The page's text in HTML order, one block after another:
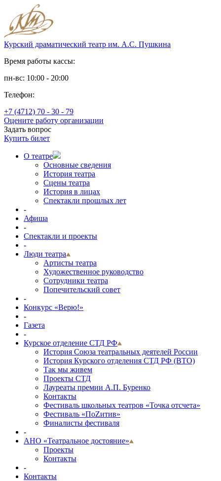
Курский драматический театр им. А.С. Пушкина
Время работы кассы:
пн-вс: 10:00 - 20:00
Телефон:
+7 (4712) 70 - 30 - 79
Оцените работу организации
Задать вопрос
Купить билет
О театре
Основные сведения
История театра
Сцены театра
История в лицах
Спектакли прошлых лет
-
Афиша
-
Спектакли и проекты
-
Люди театра
Артисты театра
Художественное руководство
Сотрудники театра
Попечительский совет
-
Конкурс «Верю!»
-
Газета
-
Курское отделение СТД РФ
История Союза театральных деятелей России
История Курского отделения СТД РФ (ВТО)
Так мы живем
Проекты СТД
Лауреаты премии А.П. Буренко
Контакты
Фестиваль школьных театров «Точка отсчета»
Фестиваль «ПоZитив»
Финалисты фестиваля
-
АНО «Театральное достояние»
Проекты
Контакты
-
Контакты